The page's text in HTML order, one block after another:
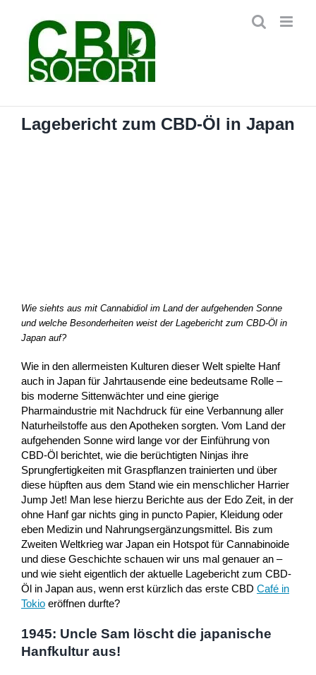
springen
Lagebericht zum CBD-Öl in Japan
Wie siehts aus mit Cannabidiol im Land der aufgehenden Sonne
und welche Besonderheiten weist der Lagebericht zum CBD-Öl in
Japan auf?
Wie in den allermeisten Kulturen dieser Welt spielte Hanf
auch in Japan für Jahrtausende eine bedeutsame Rolle –
bis moderne Sittenwächter und eine gierige
Pharmaindustrie mit Nachdruck für eine Verbannung aller
Naturheilstoffe aus den Apotheken sorgten. Vom Land der
aufgehenden Sonne wird lange vor der Einführung von
CBD-Öl berichtet, wie die berüchtigten Ninjas ihre
Sprungfertigkeiten mit Graspflanzen trainierten und über
diese hüpften aus dem Stand wie ein menschlicher Harrier
Jump Jet! Man lese hierzu Berichte aus der Edo Zeit, in der
ohne Hanf gar nichts ging in puncto Papier, Kleidung oder
eben Medizin und Nahrungsergänzungsmittel. Bis zum
Zweiten Weltkrieg war Japan ein Hotspot für Cannabinoide
und diese Geschichte schauen wir uns mal genauer an –
und wie sieht eigentlich der aktuelle Lagebericht zum CBD-
Öl in Japan aus, wenn erst kürzlich das erste CBD Café in
Tokio eröffnen durfte?
1945: Uncle Sam löscht die japanische
Hanfkultur aus!